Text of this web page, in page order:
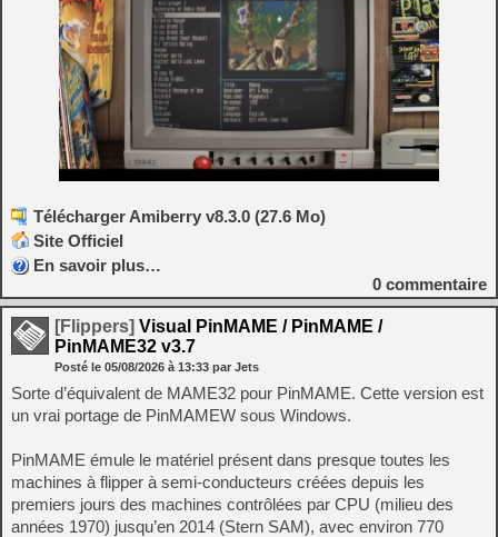
Télécharger Amiberry v8.3.0 (27.6 Mo)
Site Officiel
En savoir plus…
0 commentaire
[Flippers] Visual PinMAME / PinMAME /
PinMAME32 v3.7
Posté le 05/08/2026 à 13:33 par Jets
Sorte d’équivalent de MAME32 pour PinMAME. Cette version est
un vrai portage de PinMAMEW sous Windows.
PinMAME émule le matériel présent dans presque toutes les
machines à flipper à semi-conducteurs créées depuis les
premiers jours des machines contrôlées par CPU (milieu des
années 1970) jusqu’en 2014 (Stern SAM), avec environ 770